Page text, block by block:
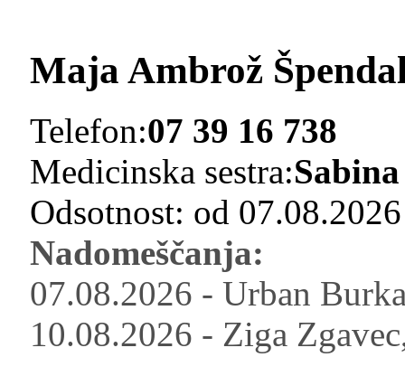
Maja Ambrož
Telefon:07 39 16 738
Medicinska sestra:
Odsotnost: od
Nadomeščanja:
07.08.2026 - Urban
10.08.2026 - Ziga